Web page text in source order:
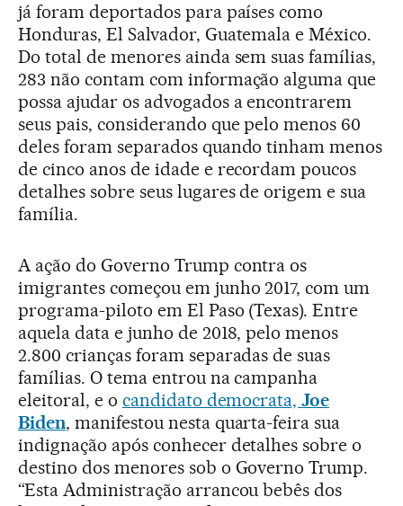
já foram deportados para países como
Honduras, El Salvador, Guatemala e México.
Do total de menores ainda sem suas famílias,
283 não contam com informação alguma que
possa ajudar os advogados a encontrarem
seus pais, considerando que pelo menos 60
deles foram separados quando tinham menos
de cinco anos de idade e recordam poucos
detalhes sobre seus lugares de origem e sua
família.
A ação do Governo Trump contra os
imigrantes começou em junho 2017, com um
programa-piloto em El Paso (Texas). Entre
aquela data e junho de 2018, pelo menos
2.800 crianças foram separadas de suas
famílias. O tema entrou na campanha
eleitoral, e o candidato democrata,Joe
Biden, manifestou nesta quarta-feira sua
indignação após conhecer detalhes sobre o
destino dos menores sob o Governo Trump.
“Esta Administração arrancou bebês dos